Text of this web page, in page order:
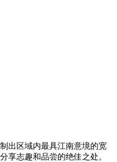
出区域内最具江南意境的宽
享志趣和品尝的绝佳之处。